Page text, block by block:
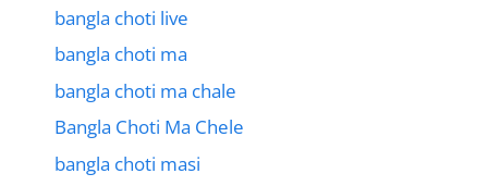
bangla choti live
bangla choti ma
bangla choti ma chale
Bangla Choti Ma Chele
bangla choti masi